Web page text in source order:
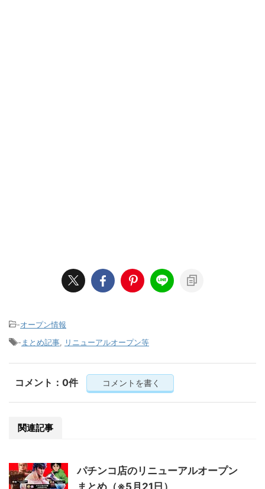
-オープン情報
- まとめ記事 リニューアルオープン等
コメント：0件 コメントを書く
関連記事
パチンコ店のリニューアルオープン